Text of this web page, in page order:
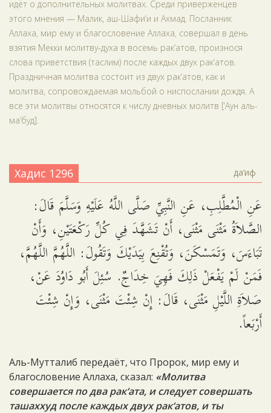
идёт о дополнительных молитвах. Среди приверженцев
этого мнения — Малик, аш-Шафи‘и и Ахмад. Посланник
Аллаха, мир ему и благословение Аллаха, совершал в день
взятия Мекки молитву-духа в восемь рак‘атов, произнося
слова приветствия (таслим) после каждых двух рак‘атов.
Праздничная молитва состоит из двух рак‘атов, как и
молитва, сопровождаемая мольбой о ниспослании дождя. А
все эти молитвы относятся к числу дневных молитв [‘Аун аль-
ма‘буд].
Хадис 1296 да‘иф
عَنِ الْمُطَّلِبِ، عَنِ النَّبِيِّ صَلَّى اللَّهُ عَلَيْهِ وَسَلَّمَ قَالَ:
الصَّلاَةُ مَثْنَى مَثْنَى، أَنْ تَشَهَّدَ فِي كُلِّ رَكْعَتَيْنِ، وَأَنْ
تَبَاءَسَ، وَتَمَسْكَنَ، وَتُقْنِعَ بِيَدَيْكَ وَتَقُولَ: اللَّهُمَّ اللَّهُمَّ،
فَمَنْ لَمْ يَفْعَلْ ذَلِكَ فَهِيَ خِدَاجٌ. سُئِلَ أَبُو دَاوُدَ عَنْ،
صَلاَةِ اللَّيْلِ مَثْنَى، قَالَ: إِنْ شِئْتَ مَثْنَى، وَإِنْ شِئْتَ
أَرْبَعاً.
Аль-Мутталиб передаёт, что Пророк, мир ему и
благословение Аллаха, сказал: «Молитва
совершается по два рак‘ата, и следует совершать
ташаххуд после каждых двух рак‘атов, и ты